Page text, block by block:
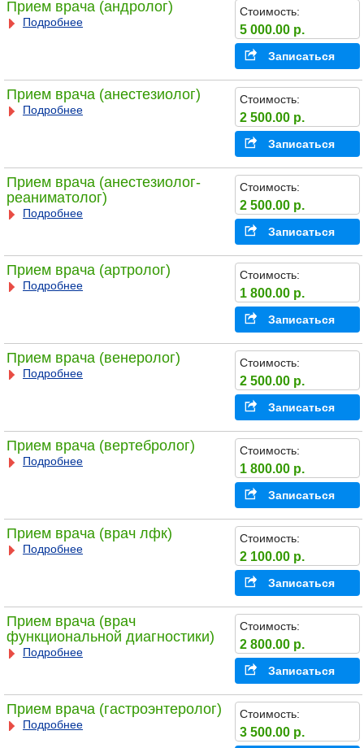
Прием врача (андролог)
Подробнее
Стоимость:
5 000.00 р.
Записаться
Прием врача (анестезиолог)
Подробнее
Стоимость:
2 500.00 р.
Записаться
Прием врача (анестезиолог-
реаниматолог)
Подробнее
Стоимость:
2 500.00 р.
Записаться
Прием врача (артролог)
Подробнее
Стоимость:
1 800.00 р.
Записаться
Прием врача (венеролог)
Подробнее
Стоимость:
2 500.00 р.
Записаться
Прием врача (вертебролог)
Подробнее
Стоимость:
1 800.00 р.
Записаться
Прием врача (врач лфк)
Подробнее
Стоимость:
2 100.00 р.
Записаться
Прием врача (врач
функциональной диагностики)
Подробнее
Стоимость:
2 800.00 р.
Записаться
Прием врача (гастроэнтеролог)
Подробнее
Стоимость:
3 500.00 р.